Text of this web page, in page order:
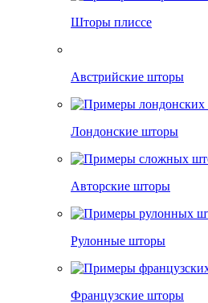
Шторы плиссе
Австрийские шторы
Лондонские шторы
Авторские шторы
Рулонные шторы
Французские шторы